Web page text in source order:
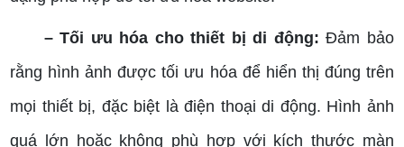
– Tối ưu hóa cho thiết bị di động:Đảm bảo
rằng hình ảnh được tối ưu hóa để hiển thị đúng trên
mọi thiết bị, đặc biệt là điện thoại di động. Hình ảnh
quá lớn hoặc không phù hợp với kích thước màn